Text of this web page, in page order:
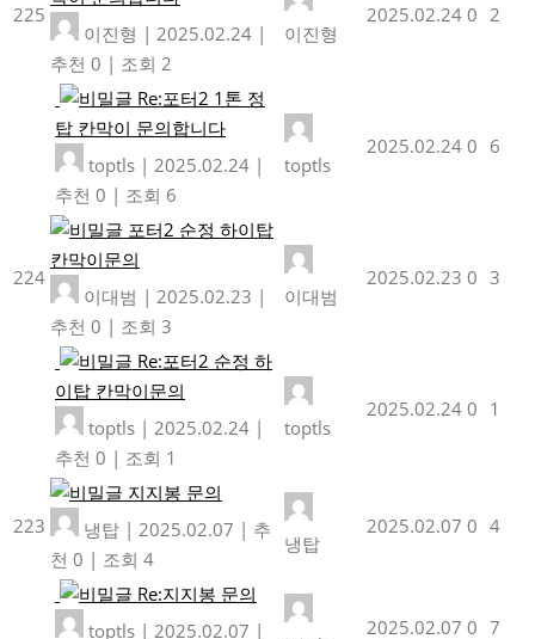
225
이진형 | 2025.02.24 |
추천 0 | 조회 2
이진형
2025.02.24 0 2
Re:포터2 1톤 정
탑 칸막이 문의합니다
toptls | 2025.02.24 |
추천 0 | 조회 6
toptls
2025.02.24 0 6
224
포터2 순정 하이탑
칸막이문의
이대범 | 2025.02.23 |
추천 0 | 조회 3
이대범
2025.02.23 0 3
Re:포터2 순정 하
이탑 칸막이문의
toptls | 2025.02.24 |
추천 0 | 조회 1
toptls
2025.02.24 0 1
223
지지봉 문의
냉탑 | 2025.02.07 | 추
천 0 | 조회 4
냉탑
2025.02.07 0 4
Re:지지봉 문의
toptls | 2025.02.07 |
2025.02.07 0 7